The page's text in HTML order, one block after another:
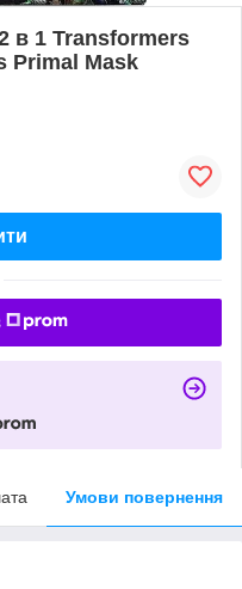
в 1 Transformers
Primal Mask
Умови повернення